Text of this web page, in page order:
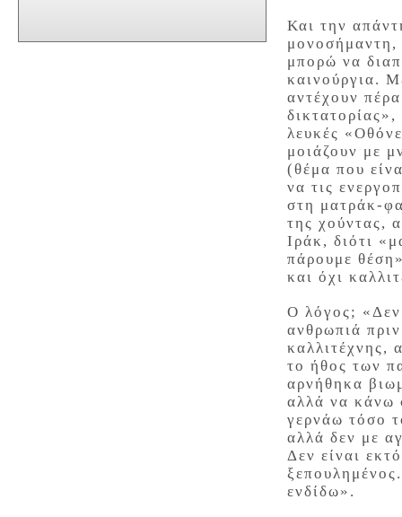
Και την
μπορώ να
καινούργια.
αντέχουν
λευκές
μοιάζουν με
(θέμα που
να τις
στη ματράκ-
της χούντας,
Ιράκ, διότι
πάρουμε
και όχι
Ο λόγος; «Δεν
ανθρωπιά
καλλιτέχνης,
το ήθος των
αρνήθηκα
αλλά να κάνω
γερνάω τόσο
αλλά δεν με
Δεν είναι
ενδίδω».